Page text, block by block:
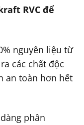
RVC để
nguyên liệu từ
các chất độc
an toàn hơn hết
phân